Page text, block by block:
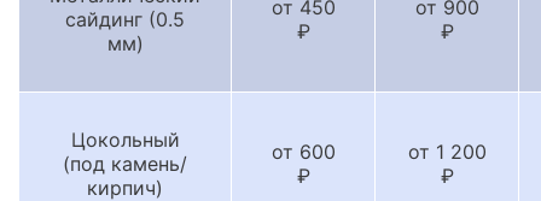
сайдинг (0.5
мм)
от 450
₽
от 900
₽
Цокольный
(под камень/
кирпич)
от 600
₽
от 1 200
₽